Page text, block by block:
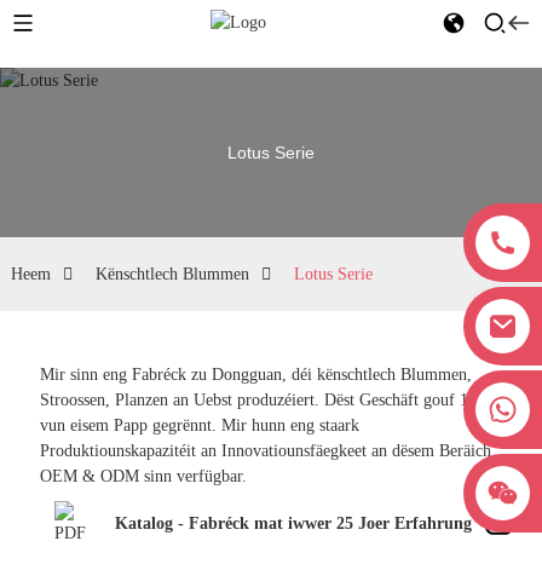
+8618038381627
Lotus Serie
Heem Kënschtlech Blummen Lotus Serie
Mir sinn eng Fabréck zu Dongguan, déi kënschtlech Blummen,
Stroossen, Planzen an Uebst produzéiert. Dëst Geschäft gouf 1998
vun eisem Papp gegrënnt. Mir hunn eng staark
Produktiounskapazitéit an Innovatiounsfäegkeet an dësem Beräich.
OEM & ODM sinn verfügbar.
Katalog - Fabréck mat iwwer 25 Joer Erfahrung